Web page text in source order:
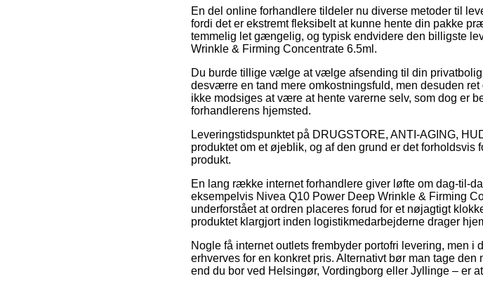
En del online forhandlere tildeler nu diverse metoder til
fordi det er ekstremt fleksibelt at kunne hente din pakke
temmelig let gængelig, og typisk endvidere den billigste
Wrinkle & Firming Concentrate 6.5ml.
Du burde tillige vælge at vælge afsending til din
desværre en tand mere omkostningsfuld, men desuden
ikke modsiges at være at hente varerne selv, som dog er
forhandlerens hjemsted.
Leveringstidspunktet på DRUGSTORE, ANTI-AGING,
produktet om et øjeblik, og af den grund er det
produkt.
En lang række internet forhandlere giver løfte om dag-til-
eksempelvis Nivea Q10 Power Deep Wrinkle & Firming
underforstået at ordren placeres forud for et nøjagtigt
produktet klargjort inden logistikmedarbejderne drager
Nogle få internet outlets frembyder portofri levering, men
erhverves for en konkret pris. Alternativt bør man tage
end du bor ved Helsingør, Vordingborg eller Jyllinge – er